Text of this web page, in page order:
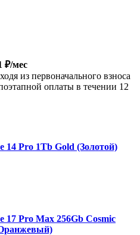
₽/мес
из первоначального взноса
оплаты в течении 12
Pro 1Tb Gold (Золотой)
Pro Max 256Gb Cosmic